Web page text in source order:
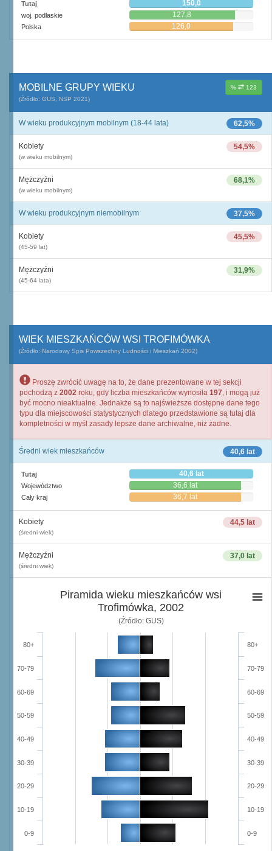
Tutaj 150,0
woj. podlaskie 127,8
Polska 126,0
% 123
MOBILNE GRUPY WIEKU
(Źródło: GUS, NSP 2021)
62,5%
W wieku produkcyjnym mobilnym (18-44 lata)
54,5%
Kobiety
(w wieku mobilnym)
68,1%
Mężczyźni
(w wieku mobilnym)
37,5%
W wieku produkcyjnym niemobilnym
45,5%
Kobiety
(45-59 lat)
31,9%
Mężczyźni
(45-64 lata)
WIEK MIESZKAŃCÓW WSI TROFIMÓWKA
(Źródło: Narodowy Spis Powszechny Ludności i Mieszkań 2002)
Proszę zwrócić uwagę na to, że dane prezentowane w tej sekcji
pochodzą z 2002 roku, gdy liczba mieszkańców wynosiła 197, i mogą już
być mocno nieaktualne. Jednakże są to najświeższe dostępne dane tego
typu dla miejscowości statystycznych dlatego przedstawione są tutaj dla
kompletności w myśl zasady lepsze dane archiwalne, niż żadne.
40,6 lat
Średni wiek mieszkańców
Tutaj 40,6 lat
Województwo 36,6 lat
Cały kraj 36,7 lat
44,5 lat
Kobiety
(średni wiek)
37,0 lat
Mężczyźni
(średni wiek)
Piramida wieku mieszkańców wsi
Trofimówka, 2002
(Źródło: GUS)
0-9
10-19
20-29
30-39
40-49
50-59
60-69
70-79
80+
0-9
10-19
20-29
30-39
40-49
50-59
60-69
70-79
80+